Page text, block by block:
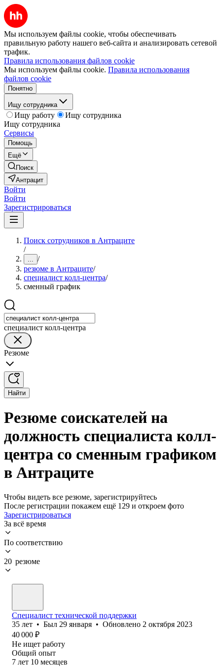
Мы используем файлы cookie, чтобы обеспечивать
правильную работу нашего веб-сайта и анализировать сетевой
трафик.
Правила использования файлов cookie
Мы используем файлы cookie. Правила использования
файлов cookie
Понятно
Ищу сотрудника
Ищу работу
Ищу сотрудника
Ищу сотрудника
Сервисы
Помощь
Ещё
Поиск
Антрацит
Войти
Войти
Зарегистрироваться
Поиск сотрудников в Антраците
/
... /
резюме в Антраците/
специалист колл-центра/
сменный график
специалист колл-центра
Резюме
Найти
Резюме соискателей на
должность специалиста колл-
центра со сменным графиком
в Антраците
Чтобы видеть все резюме, зарегистрируйтесь
После регистрации покажем ещё 129 и откроем фото
Зарегистрироваться
За всё время
По соответствию
20 резюме
Специалист технической поддержки
35 лет • Был 29 января • Обновлено 2 октября 2023
40 000 ₽
Не ищет работу
Общий опыт
7 лет 10 месяцев